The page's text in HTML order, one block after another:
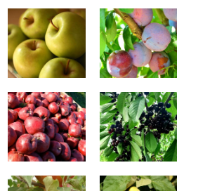
Mutsu Jubileum
Delicios dublu
roșu
Amar Maxut